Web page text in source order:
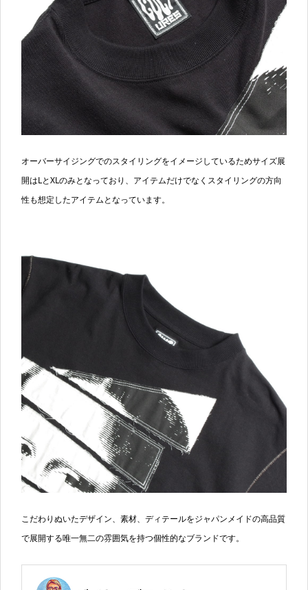
オーバーサイジングでのスタイリングをイメージしているためサイズ展
開はLとXLのみとなっており、アイテムだけでなくスタイリングの方向
性も想定したアイテムとなっています。
こだわりぬいたデザイン、素材、ディテールをジャパンメイドの高品質
で展開する唯一無二の雰囲気を持つ個性的なブランドです。